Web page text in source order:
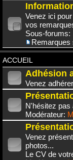
Venez ici
vos
Sous-forums:
Remarques
ACCUEIL
Adhésion
Venez
N'hésitez pas
Modérateur:
Venez
photos...
Le CV de